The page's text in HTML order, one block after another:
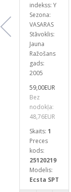
indekss: Y
Sezona:
VASARAS
Stāvoklis:
Jauna
Ražošans
gads:
2005
59,00EUR
Bez
nodokļa:
48,76EUR
Skaits: 1
Preces
kods:
25120219
Modelis:
Ecsta SPT